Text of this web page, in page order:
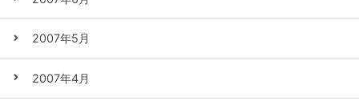
2007年5月
2007年4月